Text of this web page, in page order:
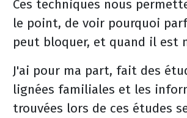
Ces techniques nous
le point, de voir pourquoi
peut bloquer, et quand il est
J'ai pour ma part, fait des
lignées familiales et les
trouvées lors de ces études